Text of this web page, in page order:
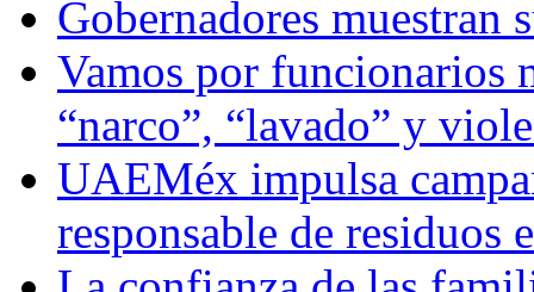
Gobernadores muestran
Vamos por funcionarios
“narco”, “lavado” y
UAEMéx impulsa
responsable de residuos